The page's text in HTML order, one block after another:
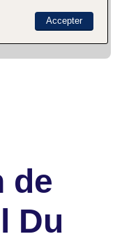
de
Du
Accepter